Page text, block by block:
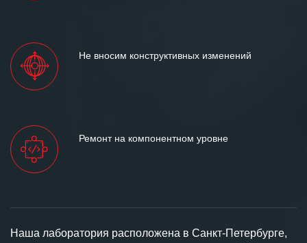
Не вносим конструктивных изменений
Ремонт на компонентном уровне
Наша лаборатория расположена в Санкт-Петербурге,